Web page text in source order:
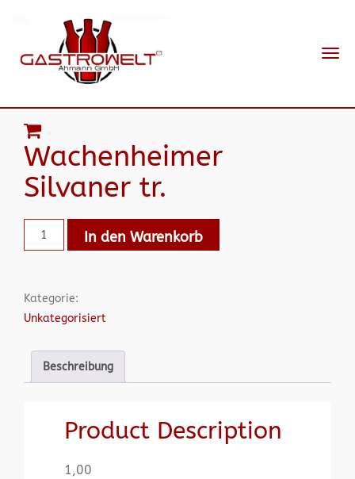
Wachenheimer
Silvaner tr.
In den Warenkorb
Kategorie:
Unkategorisiert
Beschreibung
Product Description
1,00